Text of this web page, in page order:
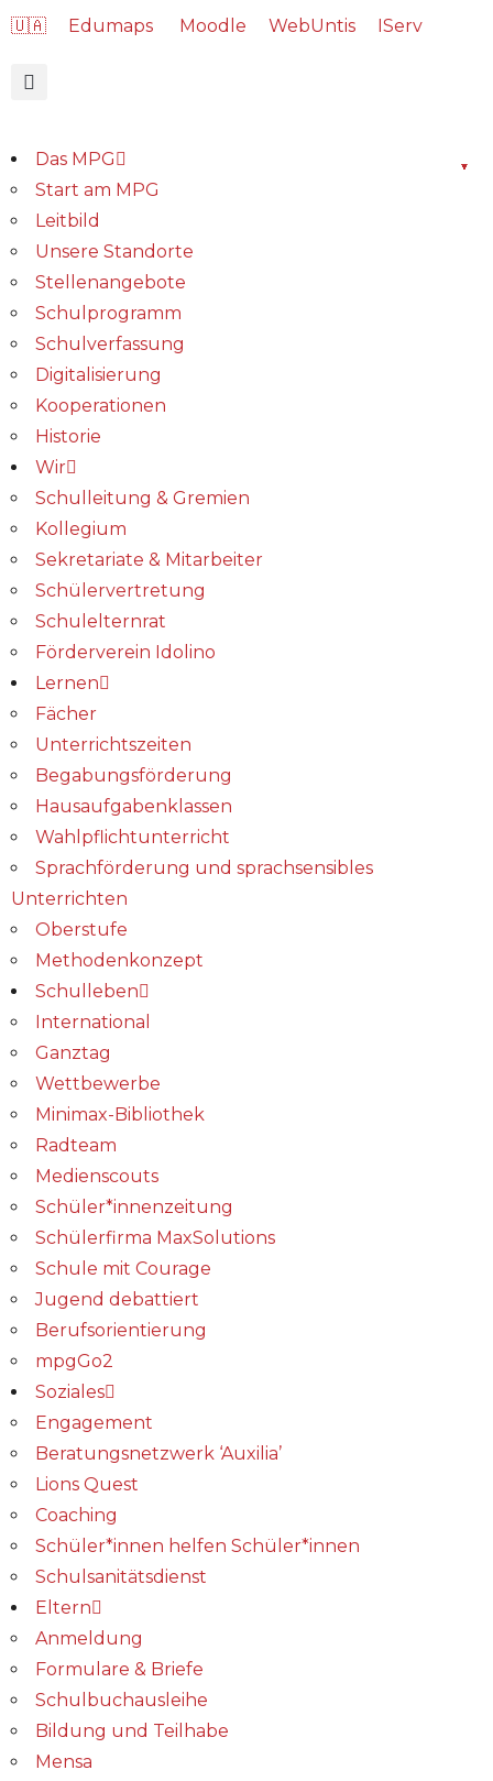
🇺🇦 Edumaps Moodle WebUntis IServ
Das MPG
Start am MPG
Leitbild
Unsere Standorte
Stellenangebote
Schulprogramm
Schulverfassung
Digitalisierung
Kooperationen
Historie
Wir
Schulleitung & Gremien
Kollegium
Sekretariate & Mitarbeiter
Schülervertretung
Schulelternrat
Förderverein Idolino
Lernen
Fächer
Unterrichtszeiten
Begabungs­förderung
Hausaufgabenklassen
Wahlpflichtunterricht
Sprachförderung und sprachsensibles
Unterrichten
Oberstufe
Methodenkonzept
Schulleben
International
Ganztag
Wettbewerbe
Minimax-Bibliothek​
Radteam
Medienscouts
Schüler*innenzeitung
Schülerfirma MaxSolutions
Schule mit Courage
Jugend debattiert
Berufsorientierung
mpgGo2
Soziales
Engagement
Beratungsnetzwerk ‘Auxilia’
Lions Quest
Coaching
Schüler*innen helfen Schüler*innen
Schulsanitätsdienst
Eltern
Anmeldung
Formulare & Briefe
Schulbuchausleihe
Bildung und Teilhabe
Mensa